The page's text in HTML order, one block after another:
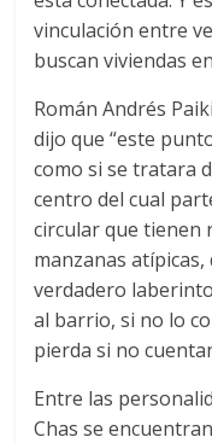
vinculación entre
buscan viviendas
Román Andrés
dijo que “este
como si se tratara
centro del cual
circular que tienen
manzanas
verdadero
al barrio, si no lo
pierda si no
Entre las
Chas se